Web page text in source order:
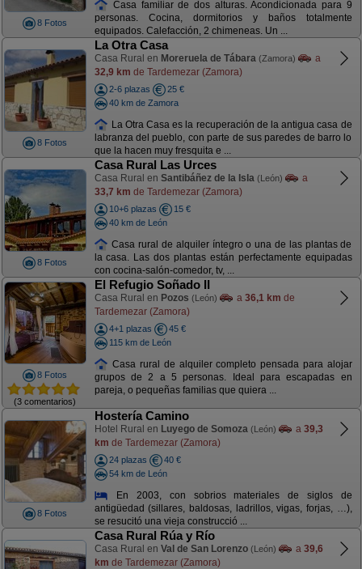
8 Fotos
Casa familiar de dos alturas. Acondicionada para 9
personas. Cocina, dormitorios y baños totalmente
equipados. Calefacción, 2 chimeneas. Un ...
8 Fotos
La Otra Casa
Casa Rural en Moreruela de Tábara (Zamora)
a
32,9 km de Tardemezar (Zamora)
2-6 plazas
25 €
40 km de Zamora
La Otra Casa es la recuperación de la antigua casa de
labranza del pueblo, con parte de sus paredes de barro lo
que la hacen muy fresquita e ...
8 Fotos
Casa Rural Las Urces
Casa Rural en Santibáñez de la Isla (León)
a
33,7 km de Tardemezar (Zamora)
10+6 plazas
15 €
40 km de León
Casa rural de alquiler íntegro o una de las plantas de
la casa. Las dos plantas están perfectamente equipadas
con cocina-salón-comedor, tv, ...
8 Fotos
(3 comentarios)
El Refugio Soñado II
Casa Rural en Pozos (León) a 36,1 km de
Tardemezar (Zamora)
4+1 plazas
45 €
115 km de León
Casa rural de alquiler completo pensada para alojar
grupos de 2 a 5 personas. Ideal para escapadas en
pareja, o pequeñas familias que quiera ...
8 Fotos
Hostería Camino
Hotel Rural en Luyego de Somoza (León) a 39,3
km de Tardemezar (Zamora)
24 plazas
40 €
54 km de León
En 2003, con sobrios materiales de siglos de
antigüedad (sillares, baldosas, ladrillos, vigas, forjas, …),
se resucitó una vieja construcció ...
Casa Rural Rúa y Río
Casa Rural en Val de San Lorenzo (León) a 39,6
km de Tardemezar (Zamora)